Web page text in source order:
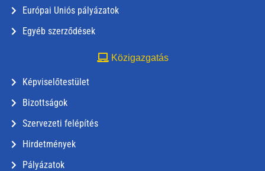
Európai Uniós pályázatok
Egyéb szerződések
Közigazgatás
Képviselőtestület
Bizottságok
Szervezeti felépítés
Hirdetmények
Pályázatok